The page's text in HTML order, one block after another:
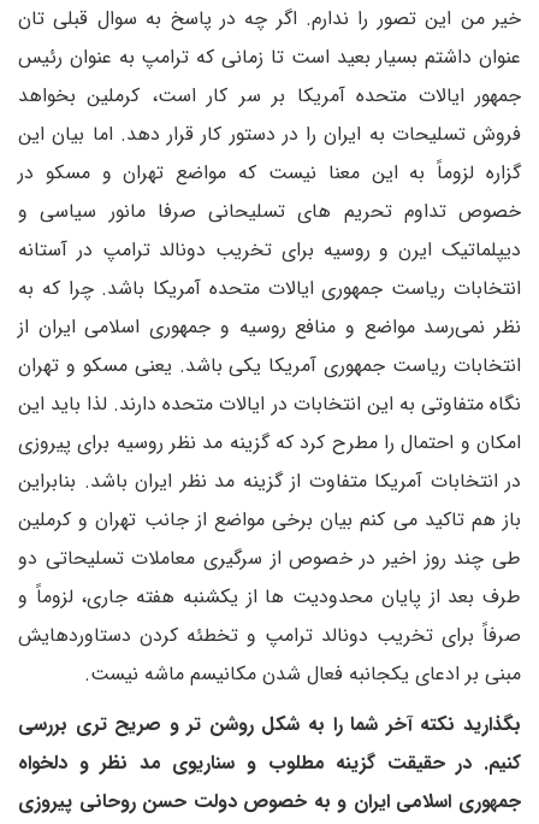
خیر من این تصور را ندارم. اگر چه در پاسخ به سوال قبلی تان
عنوان داشتم بسیار بعید است تا زمانی که ترامپ به عنوان رئیس
جمهور ایالات متحده آمریکا بر سر کار است، کرملین بخواهد
فروش تسلیحات به ایران را در دستور کار قرار دهد. اما بیان این
گزاره لزوماً به این معنا نیست که مواضع تهران و مسکو در
خصوص تداوم تحریم های تسلیحانی صرفا مانور سیاسی و
دیپلماتیک ایرن و روسیه برای تخریب دونالد ترامپ در آستانه
انتخابات ریاست جمهوری ایالات متحده آمریکا باشد. چرا که به
نظر نمی‌رسد مواضع و منافع روسیه و جمهوری اسلامی ایران از
انتخابات ریاست جمهوری آمریکا یکی باشد. یعنی مسکو و تهران
نگاه متفاوتی به این انتخابات در ایالات متحده دارند. لذا باید این
امکان و احتمال را مطرح کرد که گزینه مد نظر روسیه برای پیروزی
در انتخابات آمریکا متفاوت از گزینه مد نظر ایران باشد. بنابراین
باز هم تاکید می کنم بیان برخی مواضع از جانب تهران و کرملین
طی چند روز اخیر در خصوص از سرگیری معاملات تسلیحاتی دو
طرف بعد از پایان محدودیت ها از یکشنبه هفته جاری، لزوماً و
صرفاً برای تخریب دونالد ترامپ و تخطئه کردن دستاوردهایش
مبنی بر ادعای یکجانبه فعال شدن مکانیسم ماشه نیست.
بگذارید نکته آخر شما را به شکل روشن تر و صریح تری بررسی
کنیم. در حقیقت گزینه مطلوب و سناریوی مد نظر و دلخواه
جمهوری اسلامی ایران و به خصوص دولت حسن روحانی پیروزی